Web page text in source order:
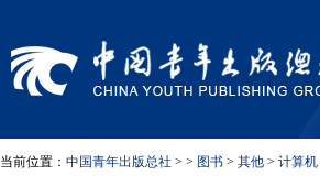
当前位置： 中国青年出版总社 > > 图书 > 其他 > 计算机